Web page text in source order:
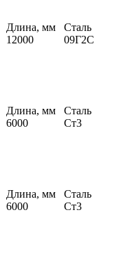
Длина, мм
12000
Сталь
09Г2С
Длина, мм
6000
Сталь
Ст3
Длина, мм
6000
Сталь
Ст3